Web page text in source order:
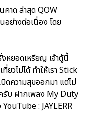
คาด ล่าสุด QOW
อย่างต่อเนื่อง โดย
งหยอดเหรียญ เจ้าตู้นี้
วไม่ได้ ทำให้เรา Stick
ดความสุขออกมา แต่ไม่
รับ ฝากเพลง My Duty
: JAYLERR